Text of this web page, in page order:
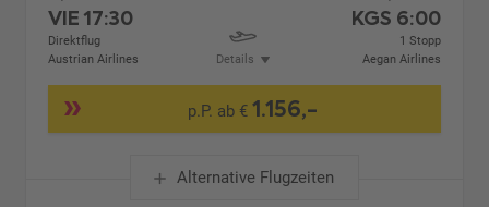
VIE17:30
Direktflug
Austrian Airlines
Details
KGS 6:00
1 Stopp
Aegan Airlines
p.P. ab € 1.156,-
Alternative Flugzeiten